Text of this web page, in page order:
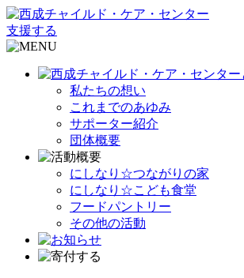
支援する
私たちの想い
これまでのあゆみ
サポーター紹介
団体概要
にしなり☆つながりの家
にしなり☆こども食堂
フードパントリー
その他の活動